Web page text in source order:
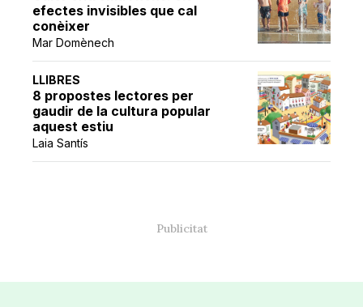
efectes invisibles que cal
conèixer
Mar Domènech
LLIBRES
8 propostes lectores per
gaudir de la cultura popular
aquest estiu
Laia Santís